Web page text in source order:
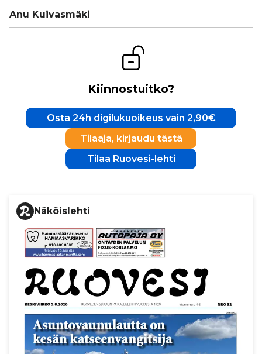
Anu Kuivasmäki
Kiinnostuitko?
Osta 24h digilukuoikeus vain 2,90€
Tilaaja, kirjaudu tästä
Tilaa Ruovesi-lehti
Näköislehti